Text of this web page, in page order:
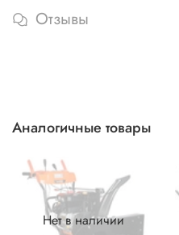
Отзывы
Аналогичные товары
Нет в наличии